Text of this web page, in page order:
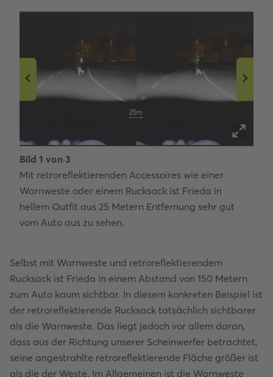
Bild 1 von 3
Mit retroreflektierenden Accessoires wie einer
Warnweste oder einem Rucksack ist Frieda in
hellem Outfit aus 25 Metern Entfernung sehr gut
vom Auto aus zu sehen.
Selbst mit Warnweste und retroreflektierendem
Rucksack ist Frieda in einem Abstand von 150 Metern
zum Auto kaum sichtbar. In diesem konkreten Beispiel ist
der retroreflektierende Rucksack tatsächlich sichtbarer
als die Warnweste. Das liegt jedoch vor allem daran,
dass aus der Richtung unserer Scheinwerfer betrachtet,
seine angestrahlte retroreflektierende Fläche größer ist
als die der Weste. Im Allgemeinen ist die Warnweste